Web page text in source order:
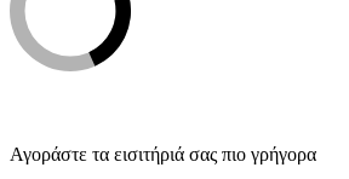
Αγοράστε τα εισιτήριά σας πιο γρήγορα